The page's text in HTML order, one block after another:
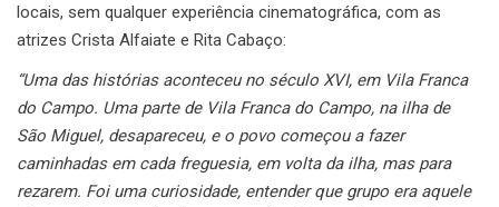
locais, sem qualquer experiência cinematográfica, com as
atrizes Crista Alfaiate e Rita Cabaço:
“Uma das histórias aconteceu no século XVI, em Vila Franca
do Campo. Uma parte de Vila Franca do Campo, na ilha de
São Miguel, desapareceu, e o povo começou a fazer
caminhadas em cada freguesia, em volta da ilha, mas para
rezarem. Foi uma curiosidade, entender que grupo era aquele